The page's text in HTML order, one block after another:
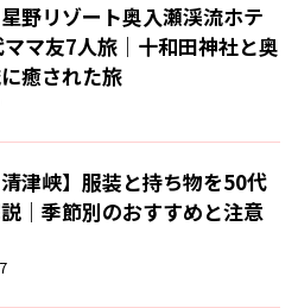
星野リゾート奥入瀬渓流ホテ
マ友7人旅｜十和田神社と奥
癒された旅
清津峡】服装と持ち物を50代
｜季節別のおすすめと注意